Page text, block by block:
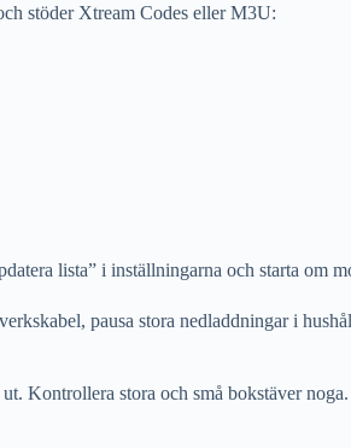
stöder Xtream Codes eller M3U:
lista” i inställningarna och starta om
pausa stora nedladdningar i
Kontrollera stora och små bokstäver